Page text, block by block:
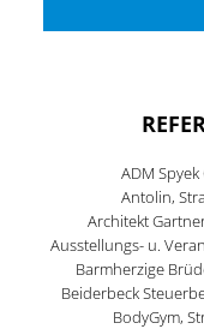
ADM Spyek
Antolin,
Architekt
Ausstellungs- u.
Barmherzige
Beiderbeck
BodyGym,